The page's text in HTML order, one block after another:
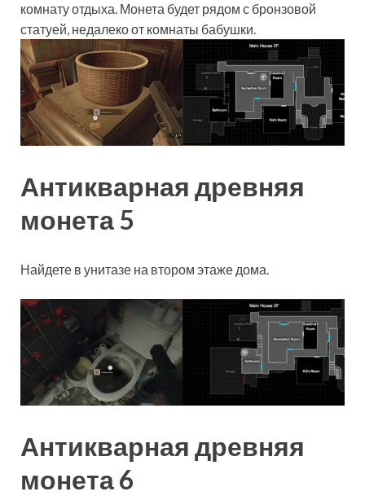
комнату отдыха. Монета будет рядом с бронзовой
статуей, недалеко от комнаты бабушки.
Антикварная древняя
монета 5
Найдете в унитазе на втором этаже дома.
Антикварная древняя
монета 6